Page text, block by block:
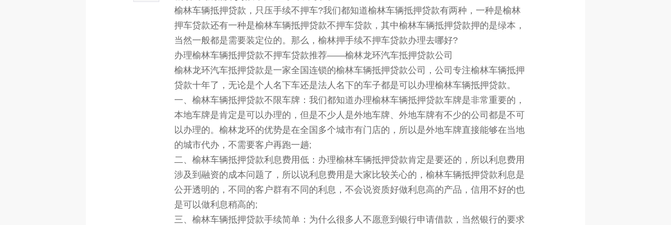
榆林车辆抵押贷款，只压手续不押车?我们都知道榆林车辆抵押贷款有两种，一种是榆林
押车贷款还有一种是榆林车辆抵押贷款不押车贷款，其中榆林车辆抵押贷款押的是绿本，
当然一般都是需要装定位的。那么，榆林押手续不押车贷款办理去哪好?
办理榆林车辆抵押贷款不押车贷款推荐——榆林龙环汽车抵押贷款公司
榆林龙环汽车抵押贷款是一家全国连锁的榆林车辆抵押贷款公司，公司专注榆林车辆抵押
贷款十年了，无论是个人名下车还是法人名下的车子都是可以办理榆林车辆抵押贷款。
一、榆林车辆抵押贷款不限车牌：我们都知道办理榆林车辆抵押贷款车牌是非常重要的，
本地车牌是肯定是可以办理的，但是不少人是外地车牌、外地车牌有不少的公司都是不可
以办理的。榆林龙环的优势是在全国多个城市有门店的，所以是外地车牌直接能够在当地
的城市代办，不需要客户再跑一趟;
二、榆林车辆抵押贷款利息费用低：办理榆林车辆抵押贷款肯定是要还的，所以利息费用
涉及到融资的成本问题了，所以说利息费用是大家比较关心的，榆林车辆抵押贷款利息是
公开透明的，不同的客户群有不同的利息，不会说资质好做利息高的产品，信用不好的也
是可以做利息稍高的;
三、榆林车辆抵押贷款手续简单：为什么很多人不愿意到银行申请借款，当然银行的要求